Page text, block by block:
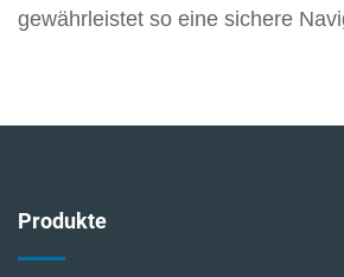
gewährleistet so eine sichere
Produkte